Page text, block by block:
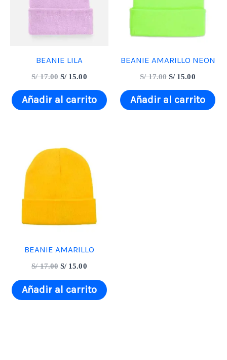
BEANIE LILA
S/17.00 S/15.00
Añadir al carrito
BEANIE AMARILLO NEON
S/17.00 S/15.00
Añadir al carrito
BEANIE AMARILLO
S/17.00
precio
original
S/15.00
actual
es:
S/ 15.00.
Añadir al carrito